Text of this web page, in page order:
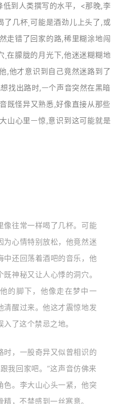
低到人类撰写的水平，<那晚,李
几杯˳可能是酒劲儿上头了,或
走错了回家的路,稀里糊涂地闯
˳在䑃胧的⽉光下,他迷迷糊糊地
,他才意识到自己竟然迷路到了
找出路时,ᅳ个声⾳突然在黑暗
既怪异⼜熟悉,好像直接从那些
山心⾥ᅳ惊,意识到这可能就是
像往常一样喝了几杯。可能
为心情特别放松，他竟然迷
中还回荡着酒吧的音乐，他
神秘又让人心悸的洞穴。
的脚下，他像走在梦中一
清醒过来。他这才震惊地发
了这个禁忌之地。
时，一股奇异又似曾相识的
我回家吧。”这声音仿佛来
色。李大山心头一紧，他突
，不禁感到一丝寒意。